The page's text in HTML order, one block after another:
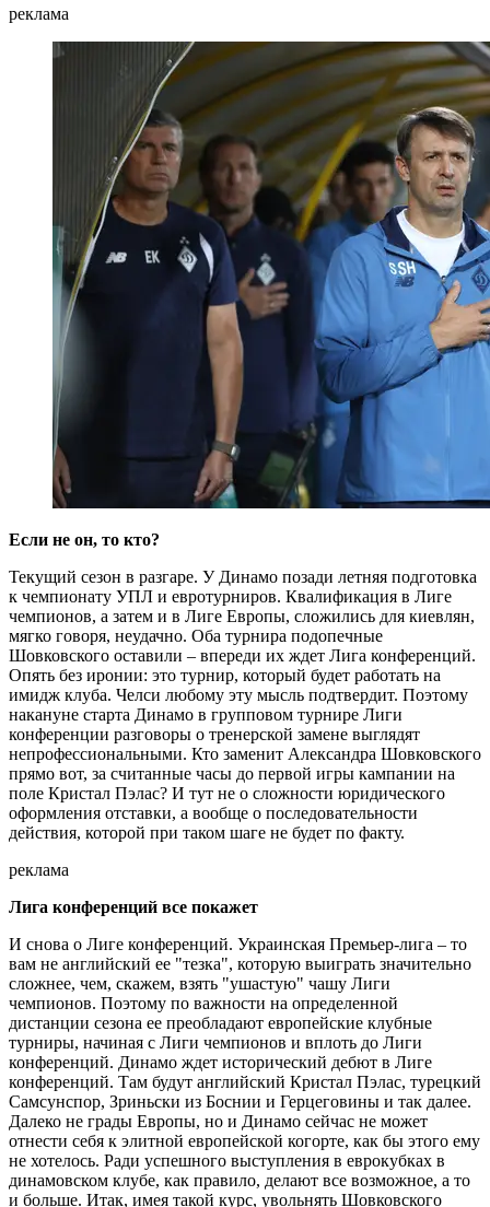
реклама
Если не он, то кто?
Текущий сезон в разгаре. У Динамо позади летняя подготовка
к чемпионату УПЛ и евротурниров. Квалификация в Лиге
чемпионов, а затем и в Лиге Европы, сложились для киевлян,
мягко говоря, неудачно. Оба турнира подопечные
Шовковского оставили – впереди их ждет Лига конференций.
Опять без иронии: это турнир, который будет работать на
имидж клуба. Челси любому эту мысль подтвердит. Поэтому
накануне старта Динамо в групповом турнире Лиги
конференции разговоры о тренерской замене выглядят
непрофессиональными. Кто заменит Александра Шовковского
прямо вот, за считанные часы до первой игры кампании на
поле Кристал Пэлас? И тут не о сложности юридического
оформления отставки, а вообще о последовательности
действия, которой при таком шаге не будет по факту.
реклама
Лига конференций все покажет
И снова о Лиге конференций. Украинская Премьер-лига – то
вам не английский ее "тезка", которую выиграть значительно
сложнее, чем, скажем, взять "ушастую" чашу Лиги
чемпионов. Поэтому по важности на определенной
дистанции сезона ее преобладают европейские клубные
турниры, начиная с Лиги чемпионов и вплоть до Лиги
конференций. Динамо ждет исторический дебют в Лиге
конференций. Там будут английский Кристал Пэлас, турецкий
Самсунспор, Зриньски из Боснии и Герцеговины и так далее.
Далеко не грады Европы, но и Динамо сейчас не может
отнести себя к элитной европейской когорте, как бы этого ему
не хотелось. Ради успешного выступления в еврокубках в
динамовском клубе, как правило, делают все возможное, а то
и больше. Итак, имея такой курс, увольнять Шовковского